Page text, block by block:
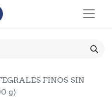
FINOS SIN
g)